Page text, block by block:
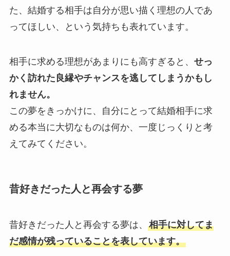
た、結婚する相手は自分が思い描く理想の人であ
ってほしい、という気持ちも表れています。
相手に求める理想があまりにも高すぎると、 せっ
かく訪れた良縁やチャンスを逃してしまうかもし
れません。
この夢をきっかけに、自分にとって結婚相手に求
める本当に大切なものは何か、一度じっくりと考
えてみてください。
昔好きだった人と再会する夢
昔好きだった人と再会する夢は、 相手に対してま
だ感情が残っていることを表しています。